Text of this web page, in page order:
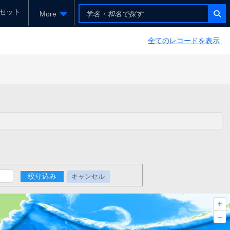
ット More
全てのレコードを表示
絞り込み キャンセル
+
–